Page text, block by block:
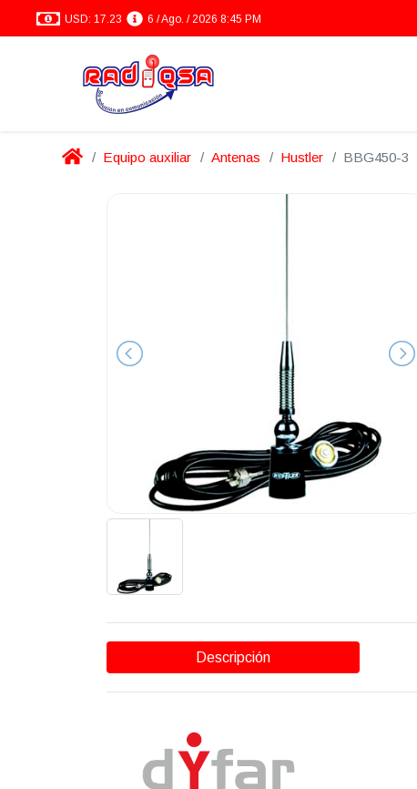
USD: 17.23 6 / Ago. / 2026 8:45 PM
Equipo auxiliar Antenas Hustler BBG450-3
Descripción